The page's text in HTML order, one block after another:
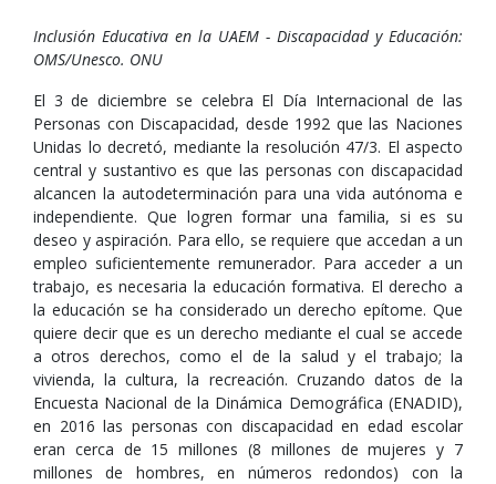
Inclusión Educativa en la UAEM - Discapacidad y Educación:
OMS/Unesco. ONU
El 3 de diciembre se celebra El Día Internacional de las
Personas con Discapacidad, desde 1992 que las Naciones
Unidas lo decretó, mediante la resolución 47/3. El aspecto
central y sustantivo es que las personas con discapacidad
alcancen la autodeterminación para una vida autónoma e
independiente. Que logren formar una familia, si es su
deseo y aspiración. Para ello, se requiere que accedan a un
empleo suficientemente remunerador. Para acceder a un
trabajo, es necesaria la educación formativa. El derecho a
la educación se ha considerado un derecho epítome. Que
quiere decir que es un derecho mediante el cual se accede
a otros derechos, como el de la salud y el trabajo; la
vivienda, la cultura, la recreación. Cruzando datos de la
Encuesta Nacional de la Dinámica Demográfica (ENADID),
en 2016 las personas con discapacidad en edad escolar
eran cerca de 15 millones (8 millones de mujeres y 7
millones de hombres, en números redondos) con la